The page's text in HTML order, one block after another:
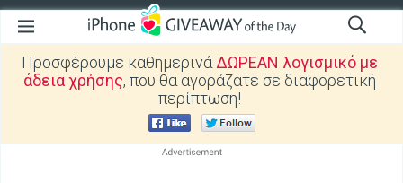
Προσφέρουμε καθημερινά ΔΩΡΕΑΝ λογισμικό με
άδεια χρήσης, που θα αγοράζατε σε διαφορετική
περίπτωση!